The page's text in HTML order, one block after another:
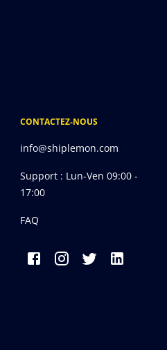
CONTACTEZ-NOUS
info@shiplemon.com
Support : Lun-Ven 09:00 -
17:00
FAQ